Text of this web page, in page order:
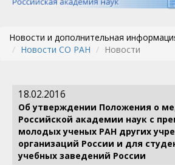
Новости и дополнительная
Новости СО РАН
Новости
18.02.2016
Об утверждении Положения о
Российской академии наук с
молодых ученых РАН других
организаций России и для
учебных заведений России